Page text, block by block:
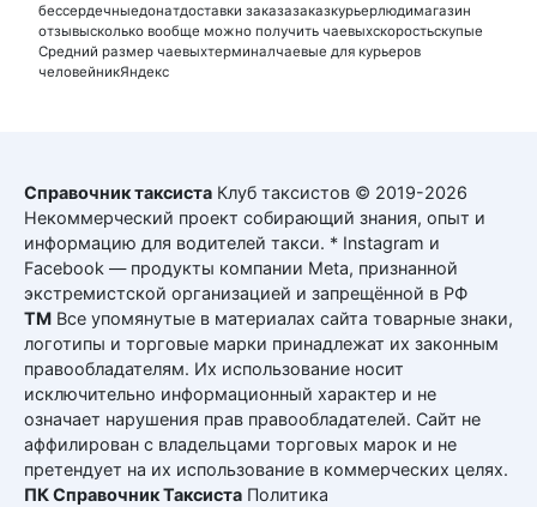
бессердечныедонатдоставки заказазаказкурьерлюдимагазин
отзывысколько вообще можно получить чаевыхскоростьскупые
Средний размер чаевыхтерминалчаевые для курьеров
человейникЯндекс
Справочник таксиста Клуб таксистов © 2019-2026
Некоммерческий проект собирающий знания, опыт и
информацию для водителей такси. * Instagram и
Facebook — продукты компании Meta, признанной
экстремистской организацией и запрещённой в РФ
ТМ Все упомянутые в материалах сайта товарные знаки,
логотипы и торговые марки принадлежат их законным
правообладателям. Их использование носит
исключительно информационный характер и не
означает нарушения прав правообладателей. Сайт не
аффилирован с владельцами торговых марок и не
претендует на их использование в коммерческих целях.
ПК Справочник Таксиста Политика